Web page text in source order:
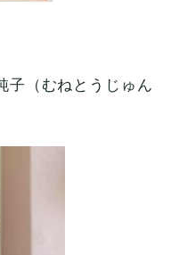
子（むねとうじゅん